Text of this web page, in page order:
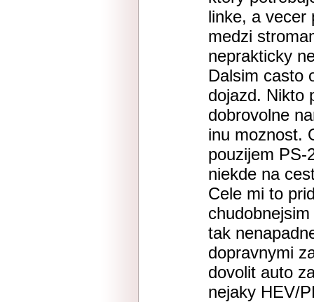
linke, a vecer
medzi
neprakticky
Dalsim casto
dojazd. Nikto
dobrovolne
inu moznost.
pouzijem PS-
niekde na
Cele mi to
tak
dopravnymi
dovolit auto
nejaky HEV/